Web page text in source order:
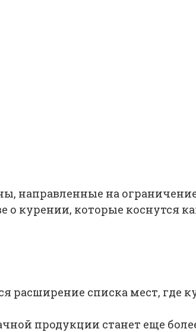
направленные на
о курении, которые коснутся
расширение списка мест, где
продукции станет еще